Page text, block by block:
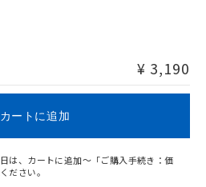
る可能性があります。
¥ 3,190
カートに追加
は、カートに追加～「ご購入手続き：価
ださい。